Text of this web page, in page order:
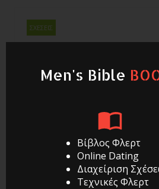
ΣΧΕΣΕΙΣ
Men's Bible
Βίβλος Φλερτ
Online Dating
Διαχείριση
Τεχνικές Φλερτ